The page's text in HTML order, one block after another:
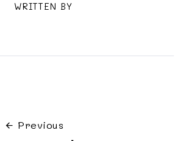
WRITTEN BY
Previous